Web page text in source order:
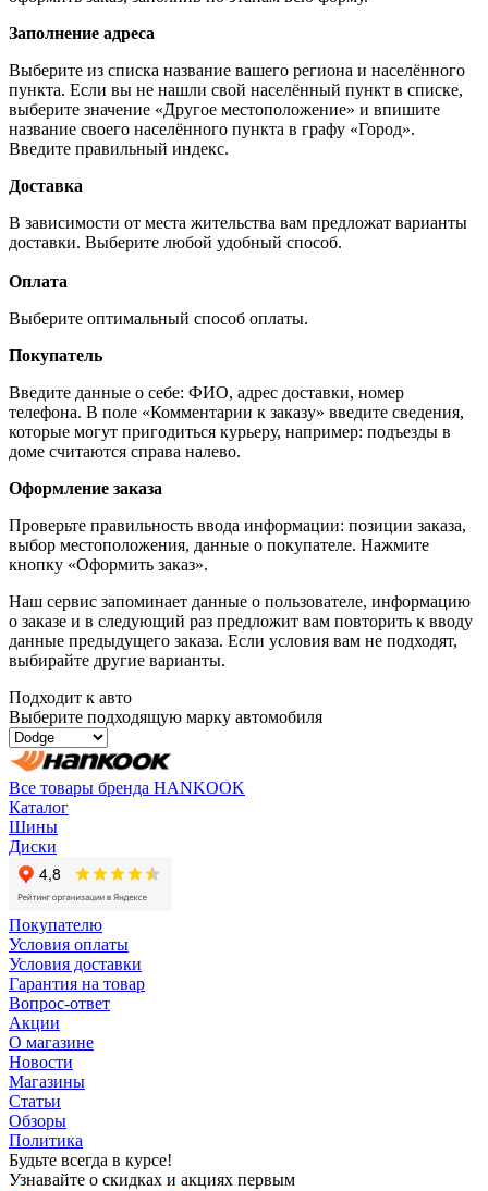
Заполнение адреса
Выберите из списка название вашего региона и населённого
пункта. Если вы не нашли свой населённый пункт в списке,
выберите значение «Другое местоположение» и впишите
название своего населённого пункта в графу «Город».
Введите правильный индекс.
Доставка
В зависимости от места жительства вам предложат варианты
доставки. Выберите любой удобный способ.
Оплата
Выберите оптимальный способ оплаты.
Покупатель
Введите данные о себе: ФИО, адрес доставки, номер
телефона. В поле «Комментарии к заказу» введите сведения,
которые могут пригодиться курьеру, например: подъезды в
доме считаются справа налево.
Оформление заказа
Проверьте правильность ввода информации: позиции заказа,
выбор местоположения, данные о покупателе. Нажмите
кнопку «Оформить заказ».
Наш сервис запоминает данные о пользователе, информацию
о заказе и в следующий раз предложит вам повторить к вводу
данные предыдущего заказа. Если условия вам не подходят,
выбирайте другие варианты.
Подходит к авто
Выберите подходящую марку автомобиля
Все товары бренда HANKOOK
Каталог
Шины
Диски
Покупателю
Условия оплаты
Условия доставки
Гарантия на товар
Вопрос-ответ
Акции
О магазине
Новости
Магазины
Статьи
Обзоры
Политика
Будьте всегда в курсе!
Узнавайте о скидках и акциях первым